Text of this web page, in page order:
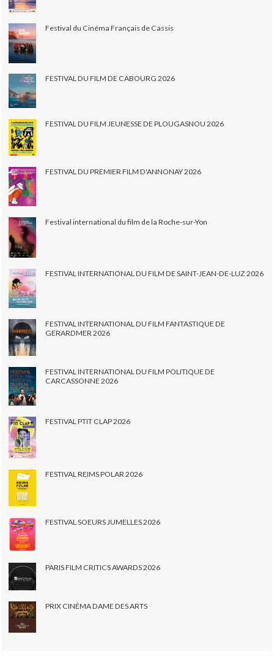
Festival du Cinéma Français de Cassis
FESTIVAL DU FILM DE CABOURG 2026
FESTIVAL DU FILM JEUNESSE DE PLOUGASNOU 2026
FESTIVAL DU PREMIER FILM D'ANNONAY 2026
Festival international du film de la Roche-sur-Yon
FESTIVAL INTERNATIONAL DU FILM DE SAINT-JEAN-DE-LUZ 2026
FESTIVAL INTERNATIONAL DU FILM FANTASTIQUE DE
GERARDMER 2026
FESTIVAL INTERNATIONAL DU FILM POLITIQUE DE
CARCASSONNE 2026
FESTIVAL PTIT CLAP 2026
FESTIVAL REIMS POLAR 2026
FESTIVAL SOEURS JUMELLES 2026
PARIS FILM CRITICS AWARDS 2026
PRIX CINÉMA DAME DES ARTS